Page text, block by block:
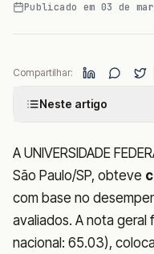
Publicado em 03 de
Compartilhar:
Neste artigo
A UNIVERSIDADE
São Paulo/SP, obteve
com base no
avaliados. A nota geral
nacional: 65.03),